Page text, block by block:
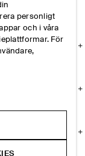
personligt
och i våra
För